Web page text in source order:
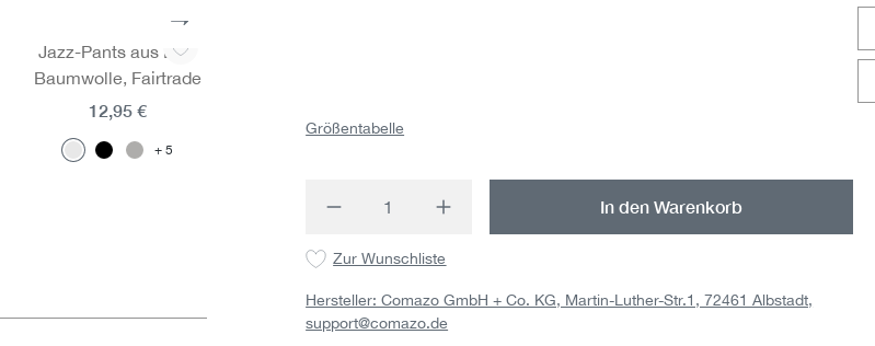
Größentabelle
Produkt Anzahl: Gib den gewünschten Wert
In den Warenkorb
Zur Wunschliste
Hersteller: Comazo GmbH + Co. KG, Martin-Luther-Str.1, 72461 Albstadt,
support@comazo.de
Jazz-Pants aus Bio-
Baumwolle, Fairtrade
5
12,95 €